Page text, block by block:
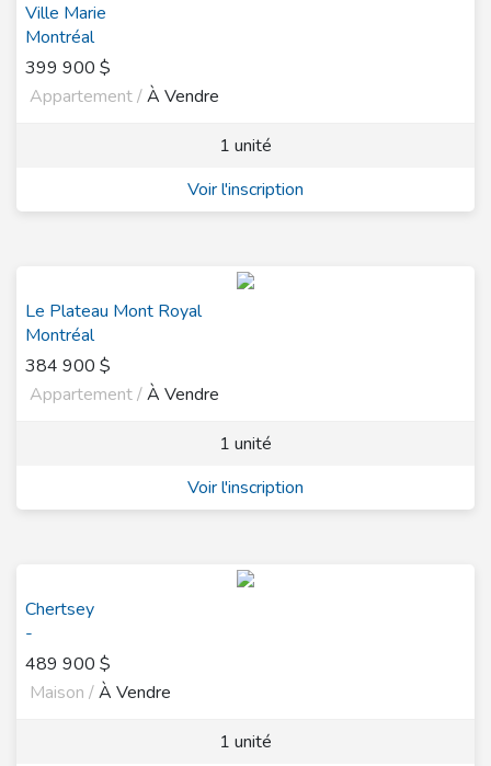
Ville Marie
Montréal
399 900 $
Appartement /À Vendre
1 unité
Voir l'inscription
Le Plateau Mont Royal
Montréal
384 900 $
Appartement /À Vendre
1 unité
Voir l'inscription
Chertsey
-
489 900 $
Maison /À Vendre
1 unité